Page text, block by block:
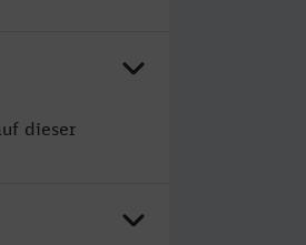
dieser